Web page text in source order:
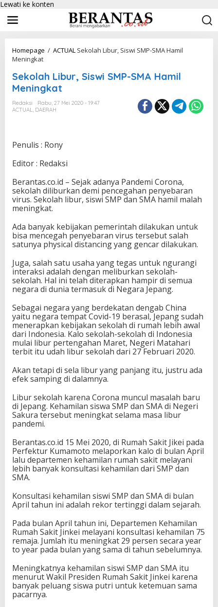
Lewati ke konten
Homepage / ACTUAL Sekolah Libur, Siswi SMP-SMA Hamil
Meningkat
Sekolah Libur, Siswi SMP-SMA Hamil
Meningkat
Redaksi
Rabu, 27 Mei 2020 - 19:47
ACTUAL, DAERAH
Penulis : Rony
Editor : Redaksi
Berantas.co.id – Sejak adanya Pandemi Corona,
sekolah diliburkan demi pencegahan penyebaran
virus. Sekolah libur, siswi SMP dan SMA hamil malah
meningkat.
Ada banyak kebijakan pemerintah dilakukan untuk
bisa mencegah penyebaran virus tersebut salah
satunya physical distancing yang gencar dilakukan.
Juga, salah satu usaha yang tegas untuk ngurangi
interaksi adalah dengan meliburkan sekolah-
sekolah. Hal ini telah diterapkan hampir di semua
negara di dunia termasuk di Negara Jepang.
Sebagai negara yang berdekatan dengab China
yaitu negara tempat Covid-19 berasal, Jepang sudah
menerapkan kebijakan sekolah di rumah lebih awal
dari Indonesia. Kalo sekolah-sekolah di Indonesia
mulai libur pertengahan Maret, Negeri Matahari
terbit itu udah libur sekolah dari 27 Februari 2020.
Akan tetapi di sela libur yang panjang itu, justru ada
efek samping di dalamnya.
Libur sekolah karena Corona muncul masalah baru
di Jepang. Kehamilan siswa SMP dan SMA di Negeri
Sakura tersebut meningkat selama masa libur
pandemi.
Berantas.co.id 15 Mei 2020, di Rumah Sakit Jikei pada
Perfektur Kumamoto melaporkan kalo di bulan April
lalu departemen kehamilan rumah sakit melayani
lebih banyak konsultasi kehamilan dari SMP dan
SMA.
Konsultasi kehamilan siswi SMP dan SMA di bulan
April tahun ini adalah rekor tertinggi dalam sejarah.
Pada bulan April tahun ini, Departemen Kehamilan
Rumah Sakit Jinkei melayani konsultasi kehamilan 75
remaja. Jumlah itu meningkat 29 persen secara year
to year pada bulan yang sama di tahun sebelumnya.
Meningkatnya kehamilan siswi SMP dan SMA itu
menurut Wakil Presiden Rumah Sakit Jinkei karena
banyak peluang siswa putri untuk ketemuan sama
pacarnya.